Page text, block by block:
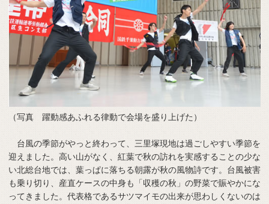
（写真 躍動感あふれる律動で会場を盛り上げた）
台風の季節がやっと終わって、三里塚現地は過ごしやすい季節を
迎えました。高い山がなく、紅葉で秋の訪れを実感することの少な
い北総台地では、葉っぱに落ちる朝露が秋の風物詩です。台風被害
も乗り切り、産直ケースの中身も「収穫の秋」の野菜で賑やかにな
ってきました。代表格であるサツマイモの出来が思わしくないのは